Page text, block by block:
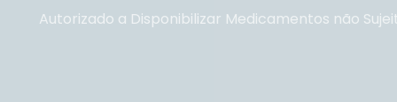
Autorizado a Disponibilizar Medicamentos não